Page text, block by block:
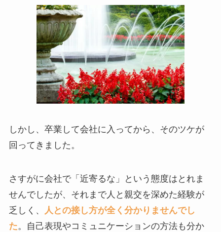
しかし、卒業して会社に入ってから、そのツケが
回ってきました。
さすがに会社で「近寄るな」という態度はとれま
せんでしたが、それまで人と親交を深めた経験が
乏しく、
人との接し方が全く分かりませんでし
た。自己表現やコミュニケーションの方法も分か